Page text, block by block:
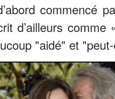
commencé
d’ailleurs
"aidé" et